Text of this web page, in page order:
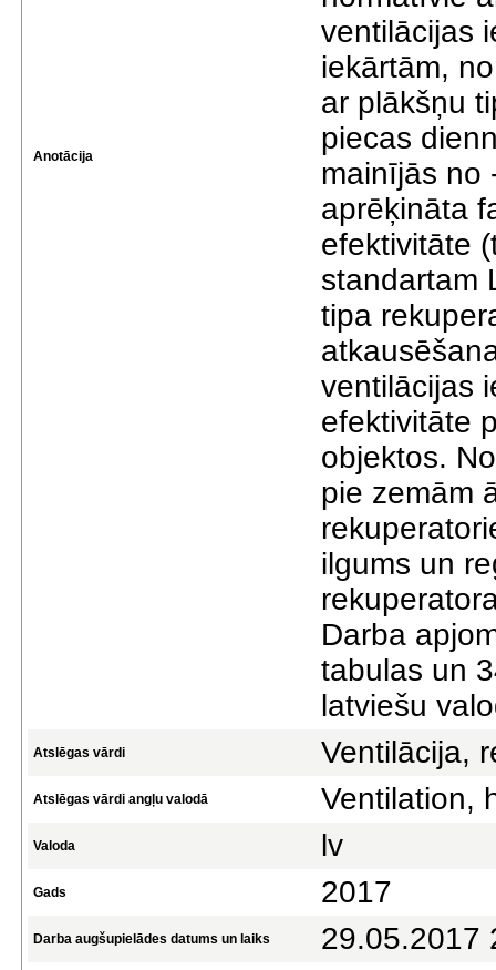
Anotācija
ventilācijas
iekārtām,
ar plākšņu
piecas
mainījās no
aprēķināta
efektivitāte
standartam
tipa
ventilācijas
efektivitāte
objektos.
pie zemām
ilgums un
Darba
tabulas un
latviešu
Atslēgas vārdi Ventilācija,
Atslēgas vārdi angļu valodā Ventilation,
Valoda lv
Gads 2017
Darba augšupielādes datums un laiks 29.05.2017